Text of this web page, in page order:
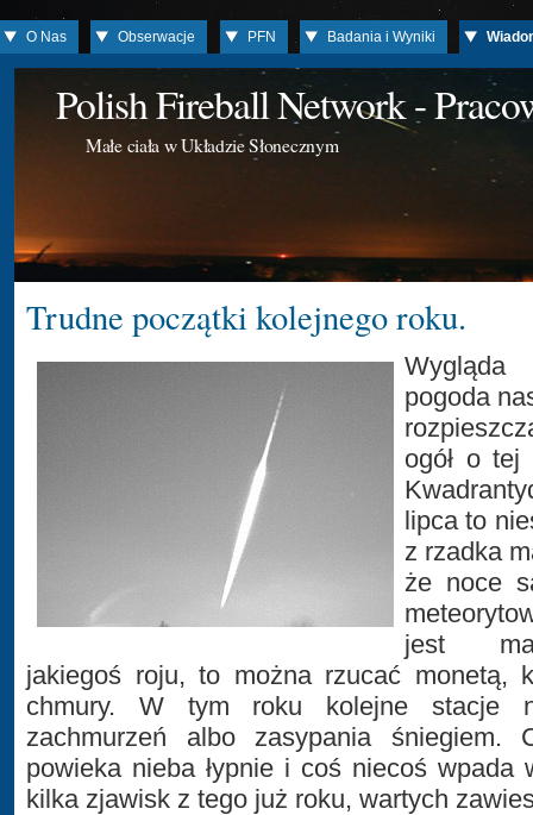
O Nas Obserwacje PFN Badania i Wyniki
Polish Fireball Network -
Małe ciała w Układzie Słonecznym
Trudne początki kolejnego roku.
pogoda
ogół o
lipca to
z rzadka
że noce
jest
jakiegoś roju, to można rzucać monetą,
chmury. W tym roku kolejne stacje
zachmurzeń albo zasypania śniegiem.
powieka nieba łypnie i coś niecoś wpada
kilka zjawisk z tego już roku, wartych